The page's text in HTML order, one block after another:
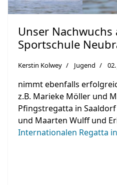
Unser Nachwuchs
Sportschule
Kerstin Kolwey Jugend
nimmt ebenfalls
z.B. Marieke Möller und
Pfingstregatta in
und Maarten Wulff und
Internationalen Regatta